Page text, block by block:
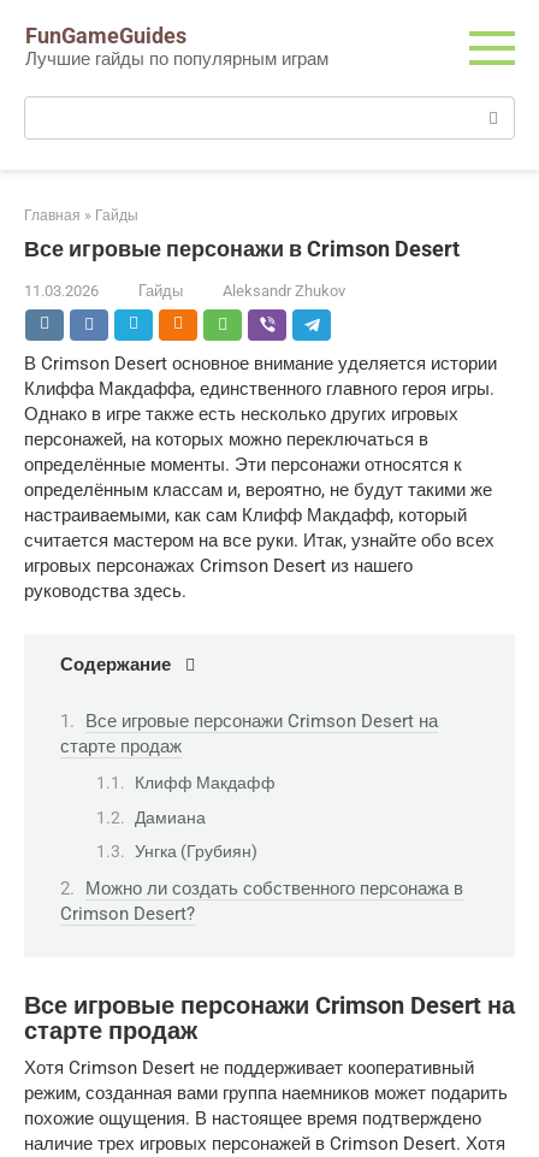
контенту
FunGameGuides
Лучшие гайды по популярным играм
Поиск:
Главная » Гайды
Все игровые персонажи в Crimson Desert
11.03.2026 Гайды Aleksandr Zhukov
В Crimson Desert основное внимание уделяется истории
Клиффа Макдаффа, единственного главного героя игры.
Однако в игре также есть несколько других игровых
персонажей, на которых можно переключаться в
определённые моменты. Эти персонажи относятся к
определённым классам и, вероятно, не будут такими же
настраиваемыми, как сам Клифф Макдафф, который
считается мастером на все руки. Итак, узнайте обо всех
игровых персонажах Crimson Desert из нашего
руководства здесь.
Содержание
Все игровые персонажи Crimson Desert на
старте продаж
Клифф Макдафф
Дамиана
Унгка (Грубиян)
Можно ли создать собственного персонажа в
Crimson Desert?
Все игровые персонажи Crimson Desert на
старте продаж
Хотя Crimson Desert не поддерживает кооперативный
режим, созданная вами группа наемников может подарить
похожие ощущения. В настоящее время подтверждено
наличие трех игровых персонажей в Crimson Desert. Хотя